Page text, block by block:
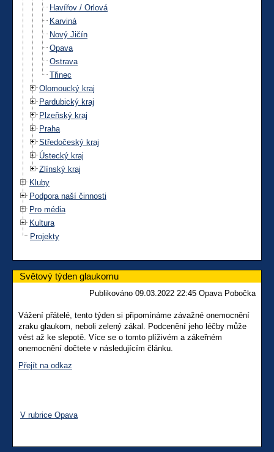
Havířov / Orlová
Karviná
Nový Jičín
Opava
Ostrava
Třinec
Olomoucký kraj
Pardubický kraj
Plzeňský kraj
Praha
Středočeský kraj
Ústecký kraj
Zlínský kraj
Kluby
Podpora naší činnosti
Pro média
Kultura
Projekty
Světový týden glaukomu
Publikováno 09.03.2022 22:45 Opava Pobočka
Vážení přátelé, tento týden si připomínáme závažné onemocnění
zraku glaukom, neboli zelený zákal. Podcenění jeho léčby může
vést až ke slepotě. Více se o tomto plíživém a zákeřném
onemocnění dočtete v následujícím článku.
Přejít na odkaz
V rubrice Opava